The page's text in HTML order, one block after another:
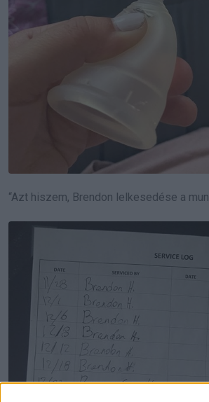
“Azt hiszem, Brendon lelkesedése a